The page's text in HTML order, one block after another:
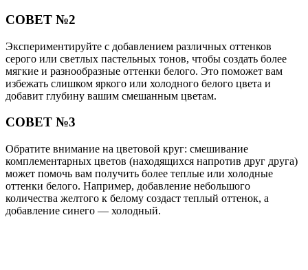
СОВЕТ №2
Экспериментируйте с добавлением различных оттенков
серого или светлых пастельных тонов, чтобы создать более
мягкие и разнообразные оттенки белого. Это поможет вам
избежать слишком яркого или холодного белого цвета и
добавит глубину вашим смешанным цветам.
СОВЕТ №3
Обратите внимание на цветовой круг: смешивание
комплементарных цветов (находящихся напротив друг друга)
может помочь вам получить более теплые или холодные
оттенки белого. Например, добавление небольшого
количества желтого к белому создаст теплый оттенок, а
добавление синего — холодный.